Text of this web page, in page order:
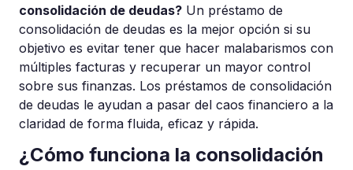
consolidación de deudas? Un préstamo de
consolidación de deudas es la mejor opción si su
objetivo es evitar tener que hacer malabarismos con
múltiples facturas y recuperar un mayor control
sobre sus finanzas. Los préstamos de consolidación
de deudas le ayudan a pasar del caos financiero a la
claridad de forma fluida, eficaz y rápida.
¿Cómo funciona la consolidación